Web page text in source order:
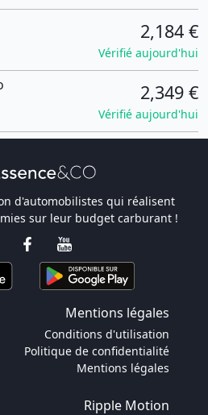
2,184 €
Vérifié aujourd'hui
2,349 €
Vérifié aujourd'hui
d'automobilistes qui réalisent
sur leur budget carburant !
Mentions légales
Conditions d'utilisation
Politique de confidentialité
Mentions légales
Ripple Motion